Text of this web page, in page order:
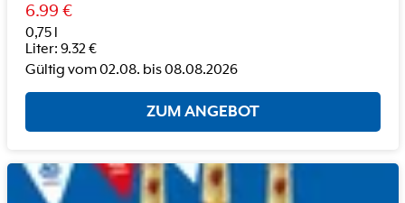
6.99 €
0,75 l
Liter: 9.32€
Gültig vom02.08. bis08.08.2026
ZUM ANGEBOT